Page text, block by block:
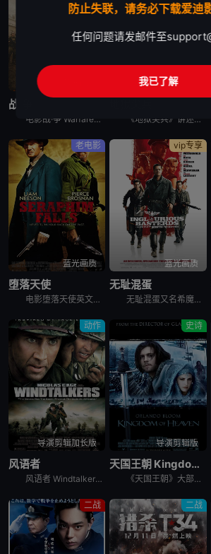
战·争
电影战·争 Warfare讲述的是：一支海豹突击队奉命在伊拉克设立哨站，执行监视任务期间，突然被敌军大举围攻。敌众我寡，在猛烈炮火攻击下，他们唯有死守哨站，等候援兵及装甲车抵达。然而同袍伤重垂危，
蓝光画质
《地狱尖兵》讲述的是：在一名呼啸山庄战士的带领下，冲锋队面临着一项艰巨的任务:控制市中心的高楼大厦。坦克和装甲运兵车本应让任务变得轻松，但被大型迫击炮和无人机所掩盖的激烈抵抗却削弱了攻击的优势。战
老电影
蓝光画质
堕落天使
电影堕落天使英文名Seraphim Falls，讲述的是：南北战争爆发后，尼森扮演的南方军官卡弗，带着四个跟班走上了杀人之路，皮尔斯·布鲁斯南饰演的基甸则一路逃窜。双方的战斗从内华达州的洛基雪山开
vip专享
蓝光画质
无耻混蛋
无耻混蛋又名希魔撞正杀人狂,恶棍特工,无良杂种,无良杂军,戴罪立功,无良杂牌军,混蛋野战队，分五章进行。二战中德占法国，德军上校汉斯（克里斯托弗·瓦尔兹 Christoph Waltz 饰）号称“
动作
导演剪辑加长版
风语者
风语者 Windtalkers是一部以二战中的太平洋战争为背景题材的影片。风中的语言，在战争中，指的是传递着无数秘密的电波。每个风语者都背负着高级军事机密。本·亚齐(亚当·比奇 Adam Beac
史诗
导演剪辑版
天国王朝 Kingdom of Heaven
《天国王朝》大部分角色基于历史人物而改编，哥伦比亚大学的Hamid Dabashi教授为该片的首席学术顾问。十二世纪的法国，青年铁匠贝里昂（奥兰多·布鲁姆 Orlando Bloom 饰）无意间知
二战 二战
防止失联，请务必下载爱迪
任何问题请发邮件至
我已了解